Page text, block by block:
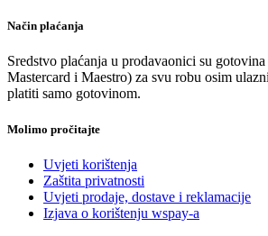
Način plaćanja
Sredstvo plaćanja u prodavaonici su
Mastercard i Maestro) za svu robu osim
platiti samo gotovinom.
Molimo pročitajte
Uvjeti korištenja
Zaštita privatnosti
Uvjeti prodaje, dostave i reklamacije
Izjava o korištenju wspay-a